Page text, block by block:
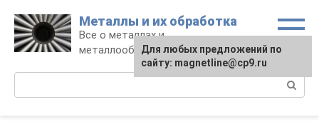
контенту
Металлы и их обработка
Все о металлах и
металлообработкеДля любых предложений по
сайту: magnetline@cp9.ru